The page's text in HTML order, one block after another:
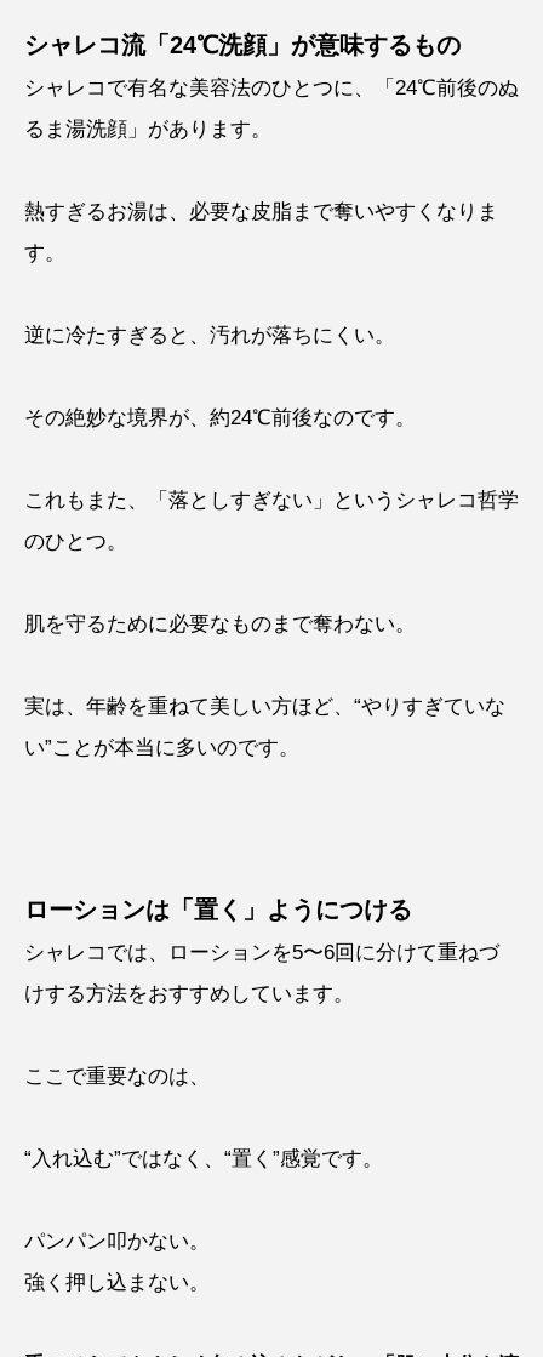
シャレコ流「24℃洗顔」が意味するもの
シャレコで有名な美容法のひとつに、「24℃前後のぬ
るま湯洗顔」があります。
熱すぎるお湯は、必要な皮脂まで奪いやすくなりま
す。
逆に冷たすぎると、汚れが落ちにくい。
その絶妙な境界が、約24℃前後なのです。
これもまた、「落としすぎない」というシャレコ哲学
のひとつ。
肌を守るために必要なものまで奪わない。
実は、年齢を重ねて美しい方ほど、“やりすぎていな
い”ことが本当に多いのです。
ローションは「置く」ようにつける
シャレコでは、ローションを5〜6回に分けて重ねづ
けする方法をおすすめしています。
ここで重要なのは、
“入れ込む”ではなく、“置く”感覚です。
パンパン叩かない。
強く押し込まない。